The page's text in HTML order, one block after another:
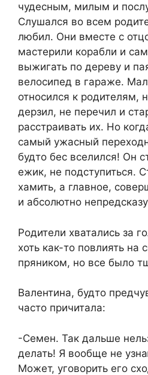
чудесным, милым и
Слушался во всем
любил. Они вместе с
мастерили корабли и
выжигать по дереву и
велосипед в гараже.
относился к родителям,
дерзил, не перечил и
расстраивать их. Но
самый ужасный
будто бес вселился! Он
ежик, не подступиться.
хамить, а главное,
и абсолютно
Родители хватались за
хоть как-то повлиять на
пряником, но все было
Валентина, будто
часто причитала:
-Семен. Так дальше
делать! Я вообще не
Может, уговорить его